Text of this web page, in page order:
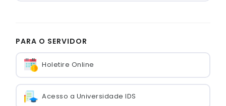
PARA O SERVIDOR
Holetire Online
Acesso a Universidade IDS